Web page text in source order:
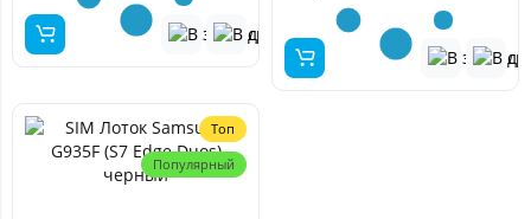
Топ
Популярный